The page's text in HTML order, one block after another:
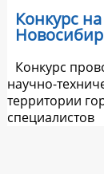
Конкурс
Конкурс
научно-
территории
специалистов